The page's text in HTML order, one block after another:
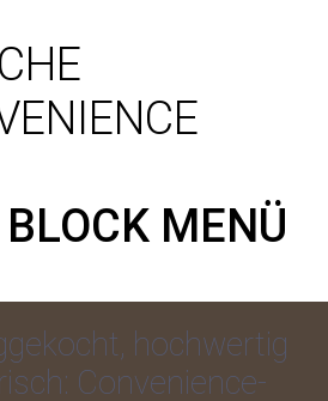
MENÜ
hochwertig
Convenience-